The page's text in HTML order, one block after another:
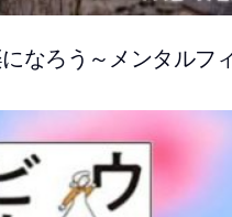
なろう～メンタルフ